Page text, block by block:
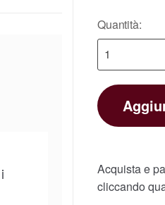
Quantità:
Acquista e
cliccando